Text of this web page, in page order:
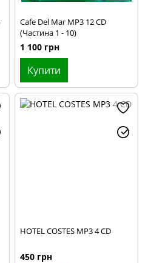
Cafe Del Mar MP3 12 CD
(Частина 1 - 10)
1 100 грн
Купити
HOTEL COSTES MP3 4 CD
450 грн